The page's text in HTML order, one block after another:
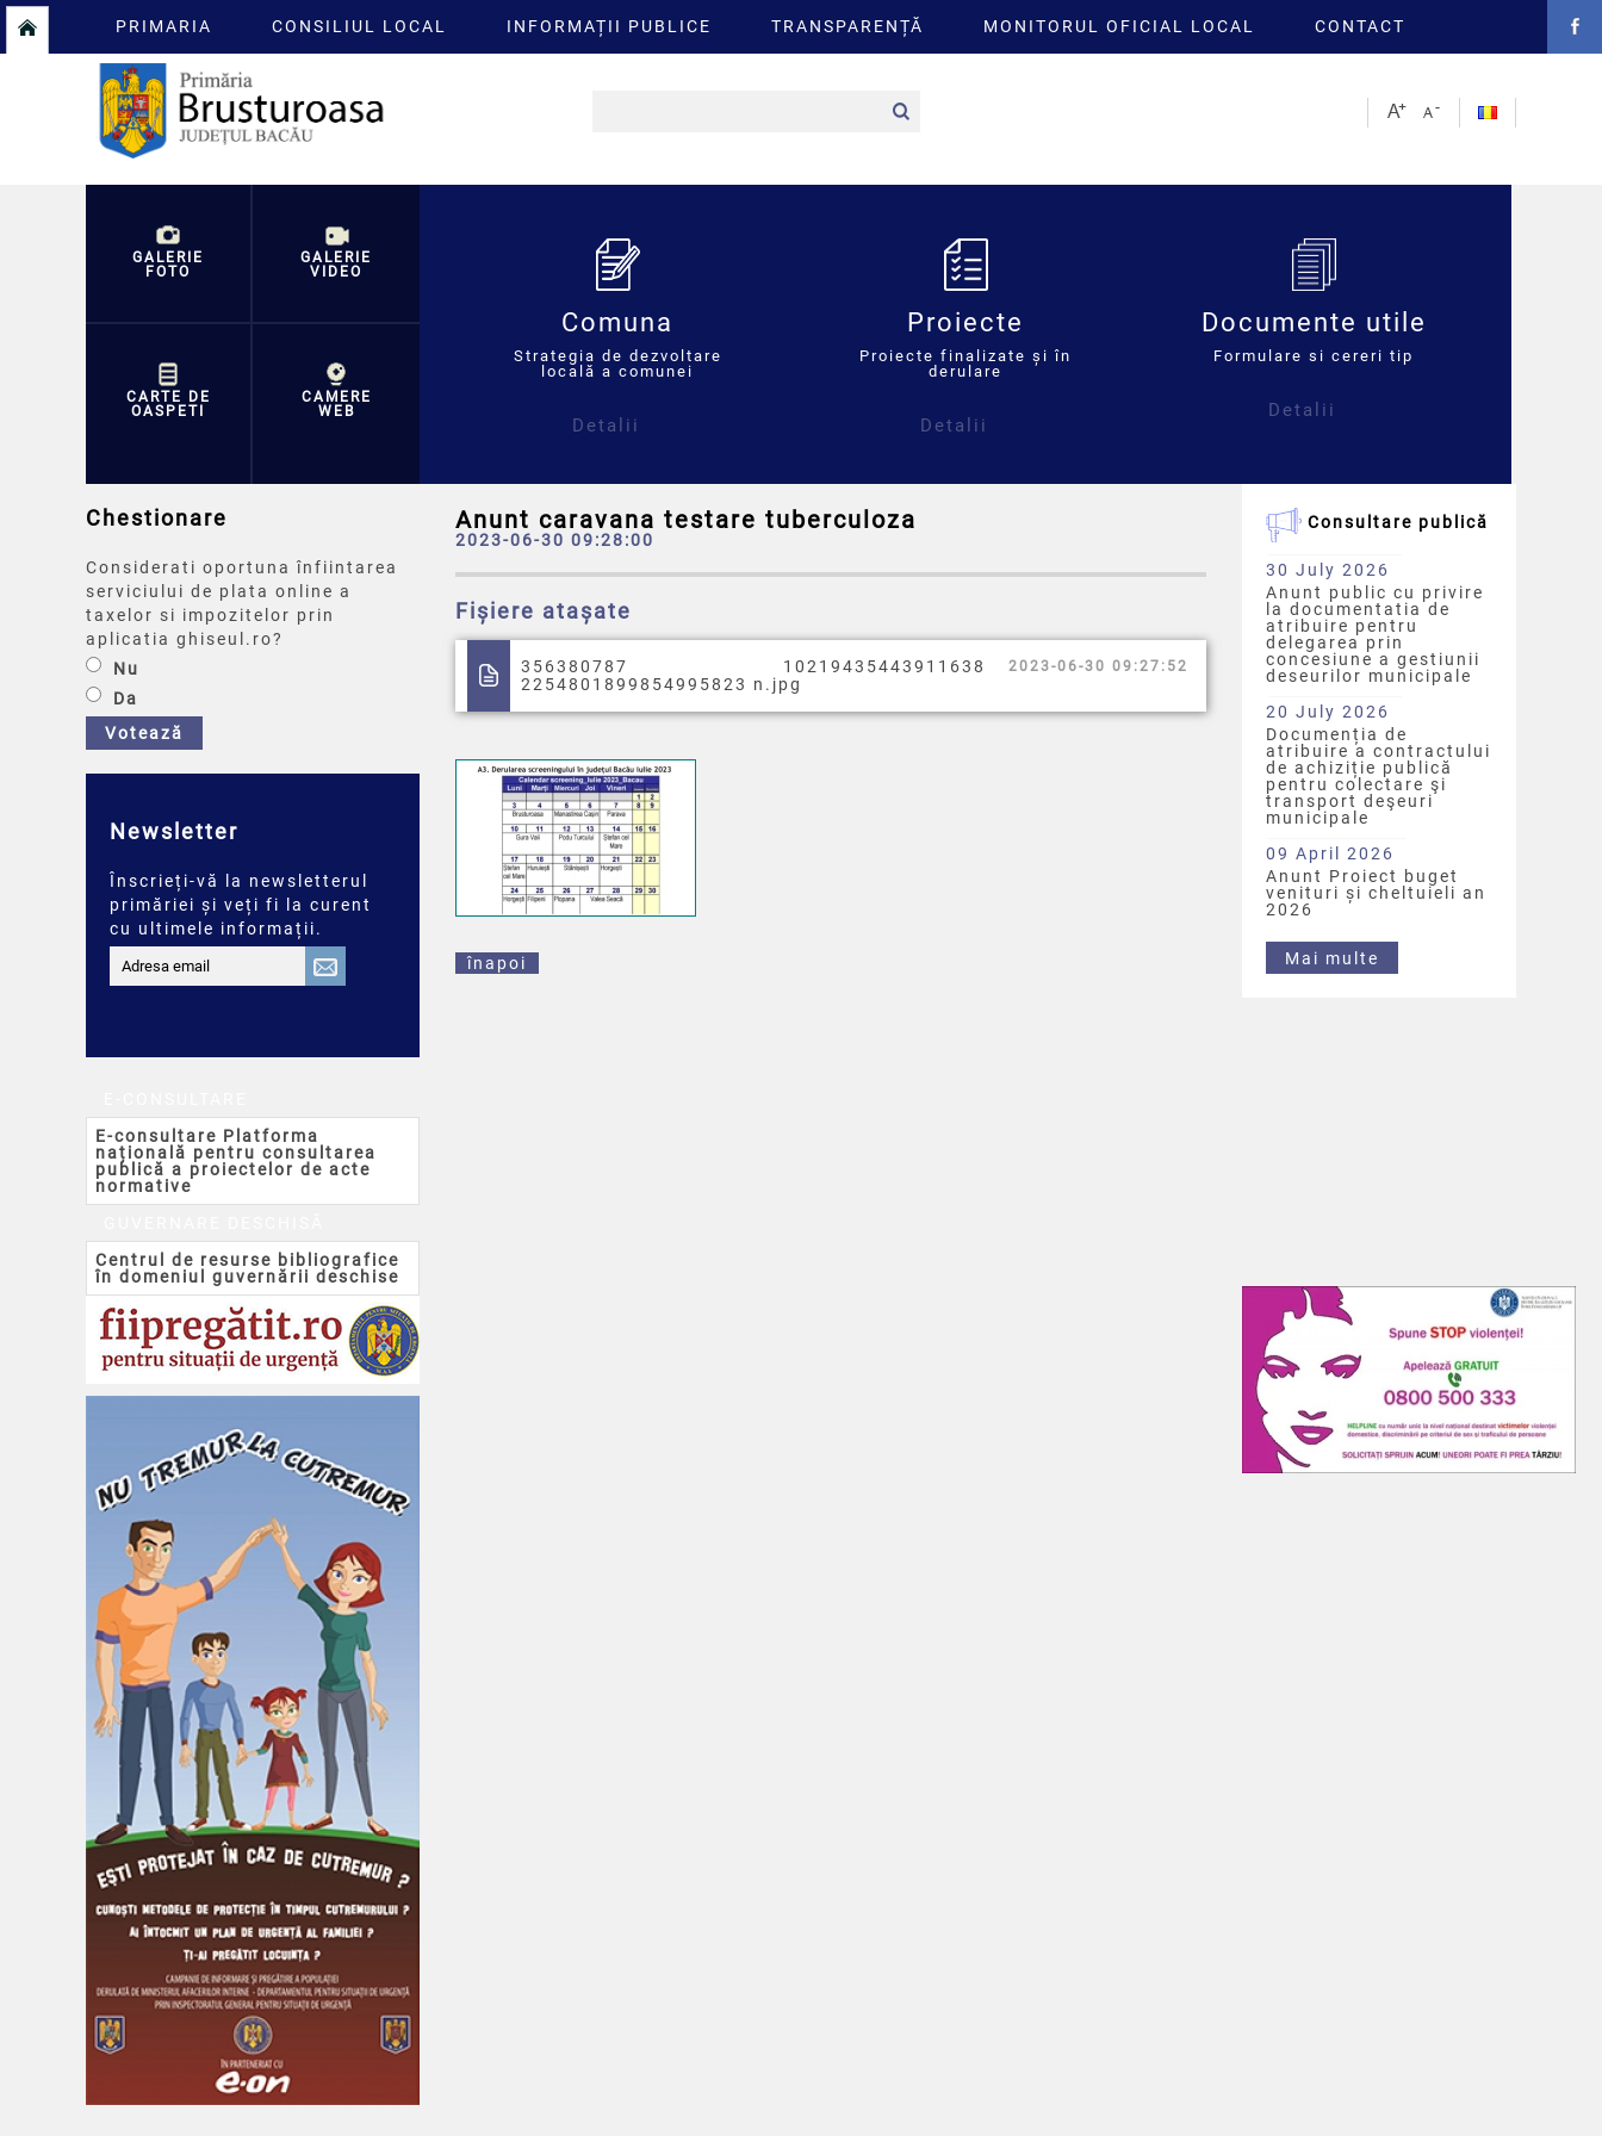
PRIMARIA CONSILIUL LOCAL INFORMAȚII PUBLICE TRANSPARENȚĂ MONITORUL OFICIAL LOCAL CONTACT
GALERIE
FOTO
GALERIE
VIDEO
CARTE DE
OASPETI
CAMERE
WEB
Comuna
Strategia de dezvoltare
locală a comunei
Detalii
Proiecte
Proiecte finalizate și în
derulare
Detalii
Documente utile
Formulare si cereri tip
Detalii
Anunt caravana testare tuberculoza
2023-06-30 09:28:00
Fișiere atașate
356380787 10219435443911638
2254801899854995823 n.jpg
2023-06-30 09:27:52
înapoi
Consultare publică
30 July 2026
Anunt public cu privire
la documentatia de
atribuire pentru
delegarea prin
concesiune a gestiunii
deseurilor municipale
20 July 2026
Documenția de
atribuire a contractului
de achiziție publică
pentru colectare şi
transport deşeuri
municipale
09 April 2026
Anunt Proiect buget
venituri și cheltuieli an
2026
Mai multe
Chestionare
Considerati oportuna înfiintarea
serviciului de plata online a
taxelor si impozitelor prin
aplicatia ghiseul.ro?
Nu
Da
Votează
Newsletter
Înscrieți-vă la newsletterul
primăriei și veți fi la curent
cu ultimele informații.
E-consultare Platforma
națională pentru consultarea
publică a proiectelor de acte
normative
Centrul de resurse bibliografice
în domeniul guvernării deschise